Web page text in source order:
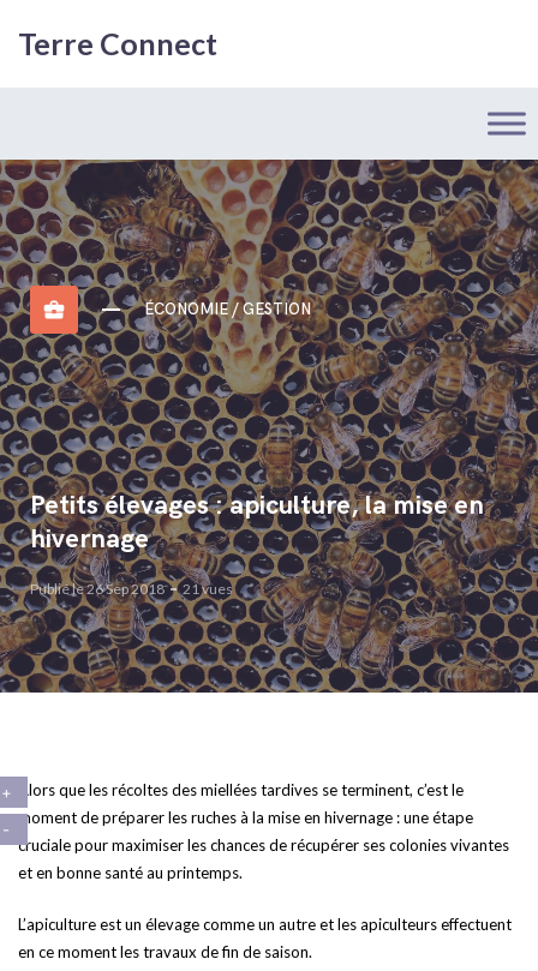
Terre Connect
business_center ÉCONOMIE / GESTION
Petits élevages : apiculture, la mise en
hivernage
Publié le 26 Sep 2018 21 vues
Alors que les récoltes des miellées tardives se terminent, c’est le
moment de préparer les ruches à la mise en hivernage : une étape
cruciale pour maximiser les chances de récupérer ses colonies vivantes
et en bonne santé au printemps.
L’apiculture est un élevage comme un autre et les apiculteurs effectuent
en ce moment les travaux de fin de saison.